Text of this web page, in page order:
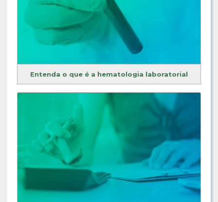
Entenda o que é a hematologia laboratorial